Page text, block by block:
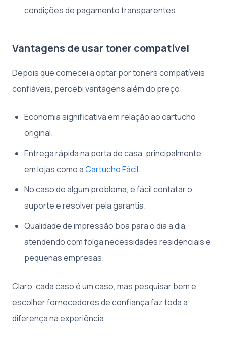
condições de pagamento transparentes.
Vantagens de usar toner compatível
Depois que comecei a optar por toners compatíveis
confiáveis, percebi vantagens além do preço:
Economia significativa em relação ao cartucho
original.
Entrega rápida na porta de casa, principalmente
em lojas como aCartucho Fácil.
No caso de algum problema, é fácil contatar o
suporte e resolver pela garantia.
Qualidade de impressão boa para o dia a dia,
atendendo com folga necessidades residenciais e
pequenas empresas.
Claro, cada caso é um caso, mas pesquisar bem e
escolher fornecedores de confiança faz toda a
diferença na experiência.